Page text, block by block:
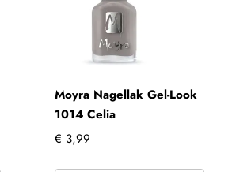
Moyra Nagellak Gel-Look
1014 Celia
€ 3,99